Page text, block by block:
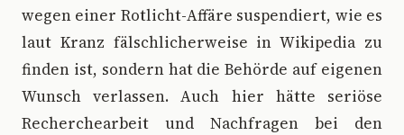
wegen einer Rotlicht-Affäre suspendiert, wie es
laut Kranz fälschlicherweise in Wikipedia zu
finden ist, sondern hat die Behörde auf eigenen
Wunsch verlassen. Auch hier hätte seriöse
Recherchearbeit und Nachfragen bei den